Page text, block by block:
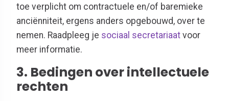
toe verplicht om contractuele en/of baremieke
anciënniteit, ergens anders opgebouwd, over te
nemen. Raadpleeg je sociaal secretariaat voor
meer informatie.
3. Bedingen over intellectuele
rechten